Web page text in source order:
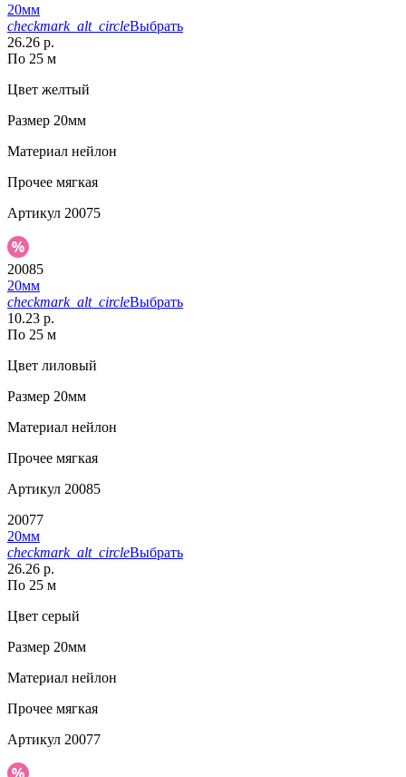
20мм
checkmark_alt_circleВыбрать
26.26 р.
По 25 м
Цвет желтый
Размер 20мм
Материал нейлон
Прочее мягкая
Артикул 20075
20085
20мм
checkmark_alt_circleВыбрать
10.23 р.
По 25 м
Цвет лиловый
Размер 20мм
Материал нейлон
Прочее мягкая
Артикул 20085
20077
20мм
checkmark_alt_circleВыбрать
26.26 р.
По 25 м
Цвет серый
Размер 20мм
Материал нейлон
Прочее мягкая
Артикул 20077